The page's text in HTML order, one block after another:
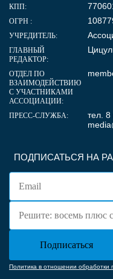
ПОДПИСАТЬСЯ НА
Политика в отношении обработки
КПП:
ОГРН :
УЧРЕДИТЕЛЬ:
ГЛАВНЫЙ
РЕДАКТОР:
ОТДЕЛ ПО
ВЗАИМОДЕЙСТВИЮ
С УЧАСТНИКАМИ
АССОЦИАЦИИ:
ПРЕСС-СЛУЖБА:
тел.